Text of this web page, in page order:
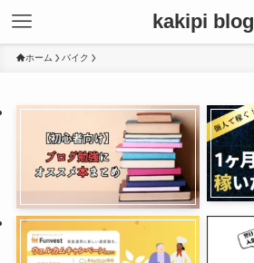
kakipi blog
ホーム バイク